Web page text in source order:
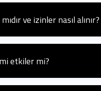
ve izinler nasıl alınır?
yasaldır ancak Sivil
Lisanslı pilotlarımız
etkiler mi?
yağmur veya yoğun sis gibi